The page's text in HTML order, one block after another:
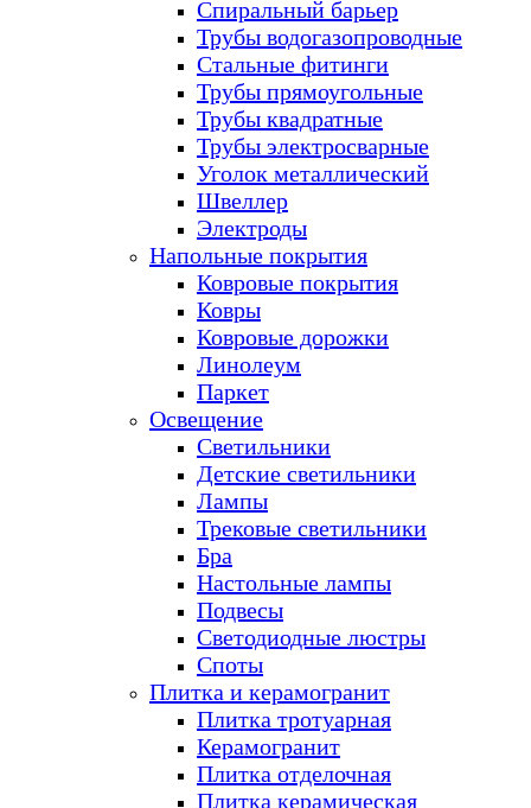
Спиральный барьер
Трубы водогазопроводные
Стальные фитинги
Трубы прямоугольные
Трубы квадратные
Трубы электросварные
Уголок металлический
Швеллер
Электроды
Напольные покрытия
Ковровые покрытия
Ковры
Ковровые дорожки
Линолеум
Паркет
Освещение
Светильники
Детские светильники
Лампы
Трековые светильники
Бра
Настольные лампы
Подвесы
Светодиодные люстры
Споты
Плитка и керамогранит
Плитка тротуарная
Керамогранит
Плитка отделочная
Плитка керамическая